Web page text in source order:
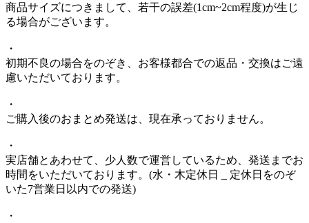
商品サイズにつきまして、若干の誤差(1cm~2cm程度)が生じ
る場合がございます。
・
初期不良の場合をのぞき、お客様都合での返品・交換はご遠
慮いただいております。
・
ご購入後のおまとめ発送は、現在承っておりません。
・
実店舗とあわせて、少人数で運営しているため、発送までお
時間をいただいております。(水・木定休日 _ 定休日をのぞ
いた7営業日以内での発送)
・